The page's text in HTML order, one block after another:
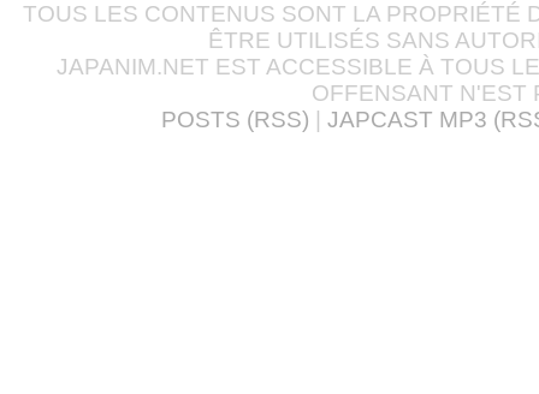
TOUS LES CONTENUS SONT LA PROPRIÉTÉ
ÊTRE UTILISÉS SANS
JAPANIM.NET EST ACCESSIBLE À TOUS
OFFENSANT N'EST
POSTS (RSS)
JAPCAST MP3